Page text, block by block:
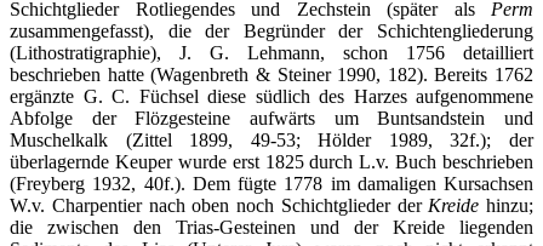
Schichtglieder Rotliegendes und Zechstein (später als Perm
zusammengefasst), die der Begründer der Schichtengliederung
(Lithostratigraphie), J. G. Lehmann, schon 1756 detailliert
beschrieben hatte (Wagenbreth & Steiner 1990, 182). Bereits 1762
ergänzte G. C. Füchsel diese südlich des Harzes aufgenommene
Abfolge der Flözgesteine aufwärts um Buntsandstein und
Muschelkalk (Zittel 1899, 49-53; Hölder 1989, 32f.); der
überlagernde Keuper wurde erst 1825 durch L.v. Buch beschrieben
(Freyberg 1932, 40f.). Dem fügte 1778 im damaligen Kursachsen
W.v. Charpentier nach oben noch Schichtglieder der Kreide hinzu;
die zwischen den Trias-Gesteinen und der Kreide liegenden